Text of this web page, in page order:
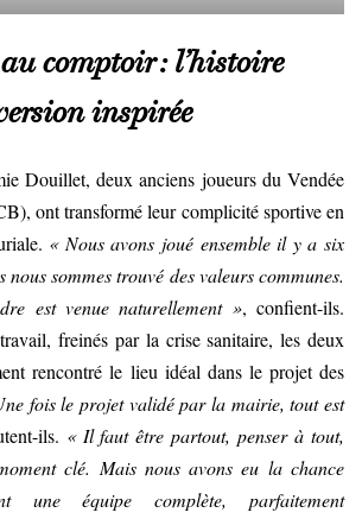
comptoir : l’histoire
inspirée
Douillet, deux anciens joueurs du Vendée
ont transformé leur complicité sportive en
« Nous avons joué ensemble il y a six
nous sommes trouvé des valeurs communes.
est venue naturellement », confient-ils.
freinés par la crise sanitaire, les deux
rencontré le lieu idéal dans le projet des
fois le projet validé par la mairie, tout est
ils. « Il faut être partout, penser à tout,
clé. Mais nous avons eu la chance
une équipe complète, parfaitement